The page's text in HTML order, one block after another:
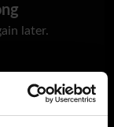
later.